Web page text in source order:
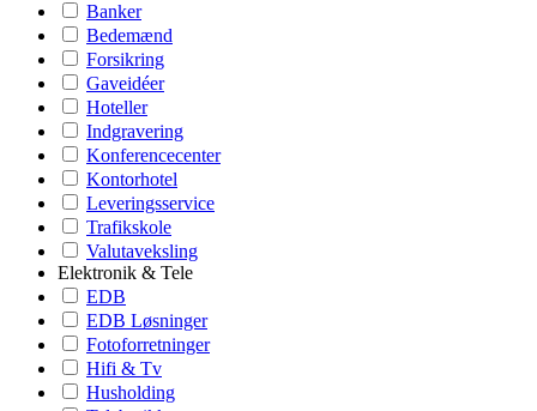
Banker
Bedemænd
Forsikring
Gaveidéer
Hoteller
Indgravering
Konferencecenter
Kontorhotel
Leveringsservice
Trafikskole
Valutaveksling
Elektronik & Tele
EDB
EDB Løsninger
Fotoforretninger
Hifi & Tv
Husholding